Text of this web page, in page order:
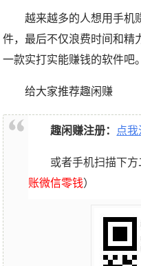
越来越多的人想用手机
件，最后不仅浪费时间和精
一款实打实能赚钱的软件吧。
给大家推荐趣闲赚
趣闲赚注册： 点
或者手机扫描下
账微信零钱）